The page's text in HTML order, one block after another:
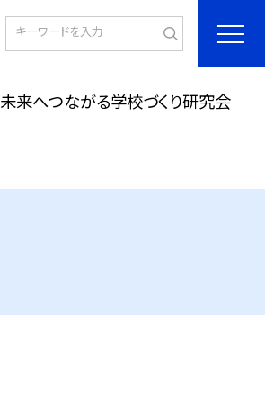
未来へつながる学校づくり研究会